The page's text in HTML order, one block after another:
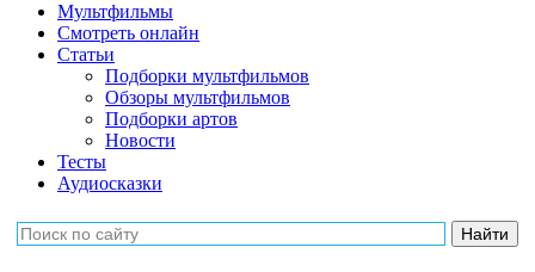
Мультфильмы
Смотреть онлайн
Статьи
Подборки мультфильмов
Обзоры мультфильмов
Подборки артов
Новости
Тесты
Аудиосказки